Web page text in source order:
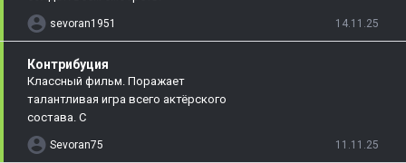
sevoran1951 14.11.25
Контрибуция
Классный фильм. Поражает
талантливая игра всего актёрского
состава. С
Sevoran75 11.11.25